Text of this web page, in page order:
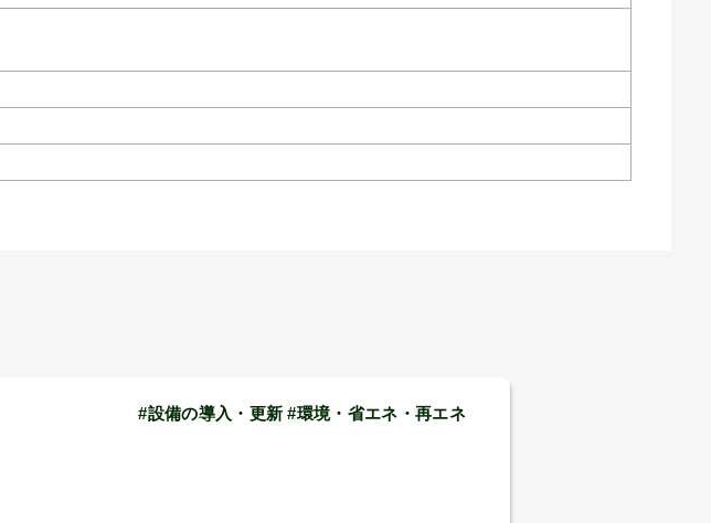
#設備の導入・更新 #環境・省エネ・再エネ